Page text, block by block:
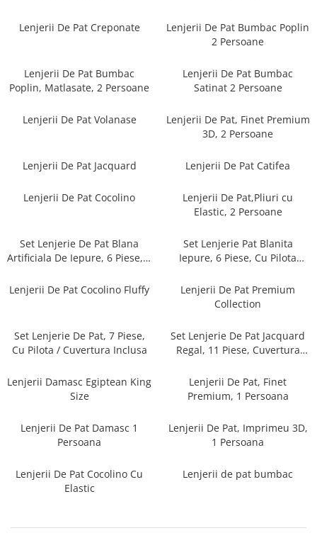
Cearceaf normal
Lenjerii De Pat Bumbac Poplin 2
Persoane
Matlasate, 2 Persoane
Lenjerii De Pat Volanase
Lenjerii De Pat, Finet Premium 3D,
Lenjerii De Pat Catifea
Set Lenjerie De Pat Blana
Set Lenjerie Pat Blanita Iepure, 6
Piese, Cu Pilota Inclusa
Set Lenjerie De Pat, 7 Piese, Cu
Set Lenjerie De Pat Jacquard Regal,
11 Piese, Cuvertura Inclusa
Lenjerii De Pat, Finet Premium, 1
Lenjerii De Pat Creponate
Lenjerii De Pat Bumbac Poplin
2 Persoane
Lenjerii De Pat Bumbac
Poplin, Matlasate, 2 Persoane
Lenjerii De Pat Bumbac
Satinat 2 Persoane
Lenjerii De Pat Volanase
Lenjerii De Pat, Finet Premium
3D, 2 Persoane
Lenjerii De Pat Jacquard Lenjerii De Pat Catifea
Lenjerii De Pat Cocolino
Lenjerii De Pat,Pliuri cu
Elastic, 2 Persoane
Set Lenjerie De Pat Blana
Artificiala De Iepure, 6 Piese, 2
Set Lenjerie Pat Blanita
Iepure, 6 Piese, Cu Pilota
Lenjerii De Pat Cocolino Fluffy
Lenjerii De Pat Premium
Collection
Set Lenjerie De Pat, 7 Piese,
Cu Pilota / Cuvertura Inclusa
Set Lenjerie De Pat Jacquard
Regal, 11 Piese, Cuvertura
Lenjerii Damasc Egiptean King
Size
Lenjerii De Pat, Finet
Premium, 1 Persoana
Lenjerii De Pat Damasc 1
Persoana
Lenjerii De Pat, Imprimeu 3D,
1 Persoana
Lenjerii De Pat Cocolino Cu
Elastic
Lenjerii de pat bumbac